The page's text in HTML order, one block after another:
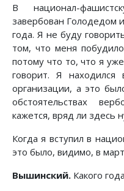
В национал-
завербован Голодедом
года. Я не буду
том, что меня
потому что то, что я
говорит. Я находился
организации, а это
обстоятельствах
кажется, вряд ли здесь
Когда я вступил в
это было, видимо, в
Вышинский. Какого